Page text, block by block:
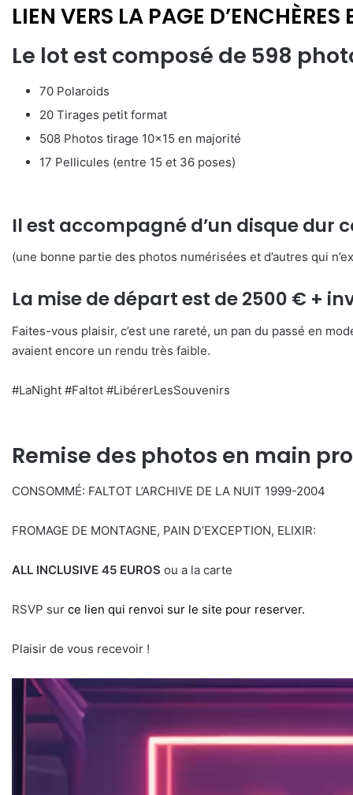
LIEN VERS LA PAGE D’ENCHÈRES
Le lot est composé de 598
70 Polaroids
20 Tirages petit format
508 Photos tirage 10×15 en majorité
17 Pellicules (entre 15 et 36 poses)
Il est accompagné d’un disque dur
(une bonne partie des photos numérisées et d’autres qui
La mise de départ est de 2500 € +
Faites-vous plaisir, c’est une rareté, un pan du passé en
avaient encore un rendu très faible.
#LaNight #Faltot #LibérerLesSouvenirs
Remise des photos en main
CONSOMMÉ: FALTOT L’ARCHIVE DE LA NUIT 1999-2004
FROMAGE DE MONTAGNE, PAIN D’EXCEPTION, ELIXIR:
ALL INCLUSIVE 45 EUROS ou a la carte
RSVP sur ce lien qui renvoi sur le site pour reserver.
Plaisir de vous recevoir !